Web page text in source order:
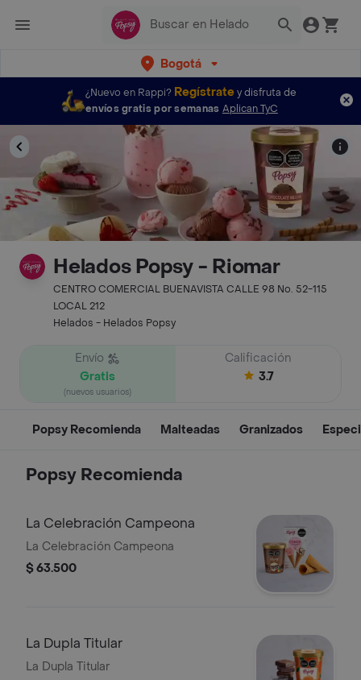
Bogotá
¿Nuevo en Rappi? Regístratey disfruta de
envíos gratis por semanas Aplican TyC
Helados Popsy - Riomar
CENTRO COMERCIAL BUENAVISTA CALLE 98 No. 52-115
LOCAL 212
Helados - Helados Popsy
Envío
Gratis
(nuevos usuarios)
Calificación
3.7
Popsy Recomienda Malteadas Granizados
Popsy Recomienda
La Celebración Campeona
La Celebración Campeona
$ 63.500
La Dupla Titular
La Dupla Titular